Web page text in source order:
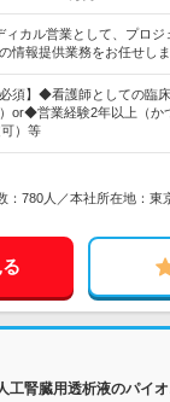
ィカル営業として、プロジ
情報提供業務をお任せしま
須】◆看護師としての臨
or◆営業経験2年以上（
）等
：780人／本社所在地：東
工腎臓用透析液のパイ